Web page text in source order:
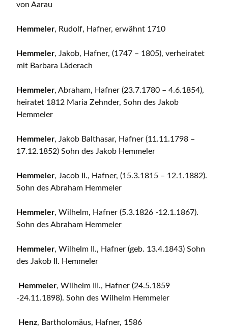
von Aarau
Hemmeler, Rudolf, Hafner, erwähnt 1710
Hemmeler, Jakob, Hafner, (1747 – 1805), verheiratet
mit Barbara Läderach
Hemmeler, Abraham, Hafner (23.7.1780 – 4.6.1854),
heiratet 1812 Maria Zehnder, Sohn des Jakob
Hemmeler
Hemmeler, Jakob Balthasar, Hafner (11.11.1798 –
17.12.1852) Sohn des Jakob Hemmeler
Hemmeler, Jacob II., Hafner, (15.3.1815 – 12.1.1882).
Sohn des Abraham Hemmeler
Hemmeler, Wilhelm, Hafner (5.3.1826 -12.1.1867).
Sohn des Abraham Hemmeler
Hemmeler, Wilhelm II., Hafner (geb. 13.4.1843) Sohn
des Jakob II. Hemmeler
Hemmeler, Wilhelm III., Hafner (24.5.1859
-24.11.1898). Sohn des Wilhelm Hemmeler
Henz, Bartholomäus, Hafner, 1586